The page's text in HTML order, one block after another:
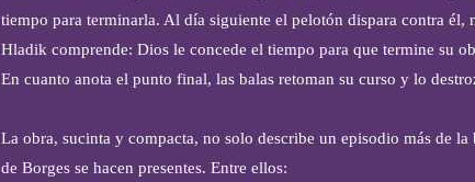
tiempo para terminarla. Al día siguiente el pelotón dispara contra él,
Hladik comprende: Dios le concede el tiempo para que termine su
En cuanto anota el punto final, las balas retoman su curso y lo
La obra, sucinta y compacta, no solo describe un episodio más de la
de Borges se hacen presentes. Entre ellos: